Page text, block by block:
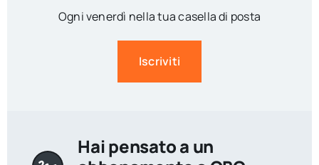
Ogni venerdì nella tua casella di posta
Iscriviti
Hai pensato a un